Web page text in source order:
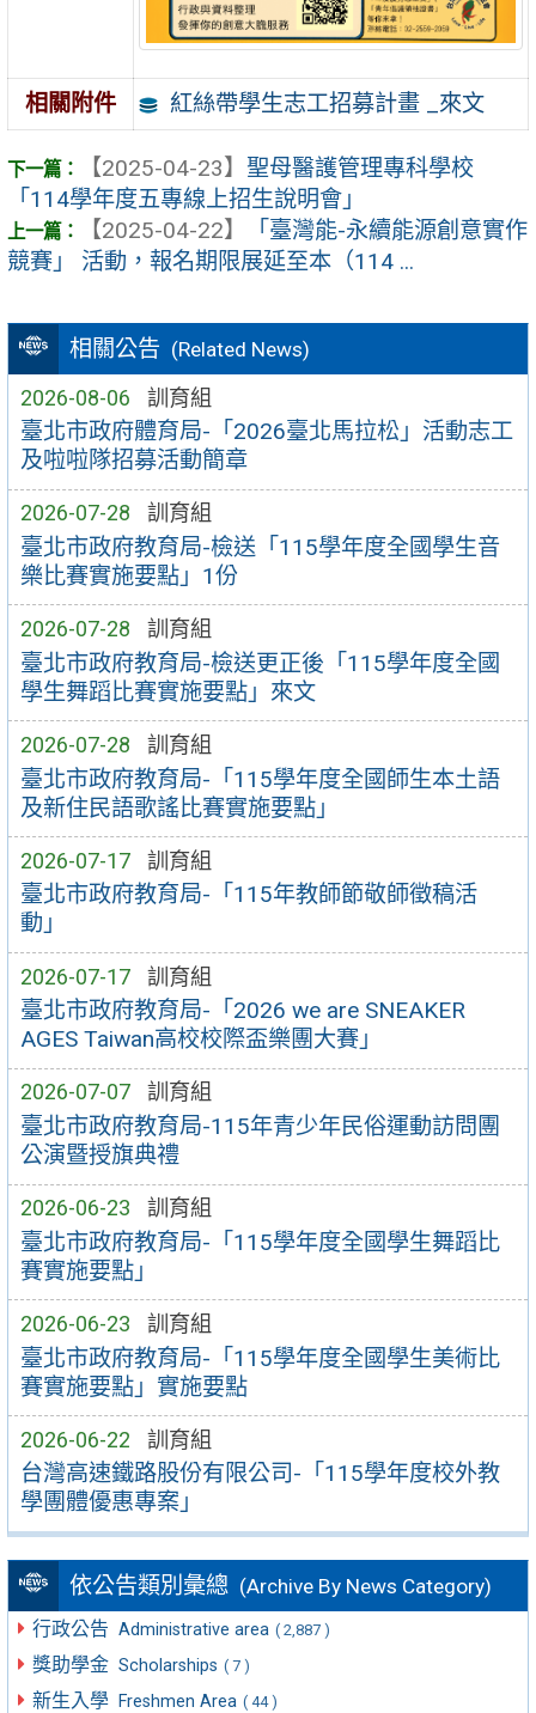
相關公告 (Related News)
2026-08-06 訓育組
臺北市政府體育局-「2026臺北馬拉松」活動志工
及啦啦隊招募活動簡章
2026-07-28 訓育組
臺北市政府教育局-檢送「115學年度全國學生音
樂比賽實施要點」1份
2026-07-28 訓育組
臺北市政府教育局-檢送更正後「115學年度全國
學生舞蹈比賽實施要點」來文
2026-07-28 訓育組
臺北市政府教育局-「115學年度全國師生本土語
及新住民語歌謠比賽實施要點」
2026-07-17 訓育組
臺北市政府教育局-「115年教師節敬師徵稿活
動」
2026-07-17 訓育組
臺北市政府教育局-「2026 we are SNEAKER
AGES Taiwan高校校際盃樂團大賽」
2026-07-07 訓育組
臺北市政府教育局-115年青少年民俗運動訪問團
公演暨授旗典禮
2026-06-23 訓育組
臺北市政府教育局-「115學年度全國學生舞蹈比
賽實施要點」
2026-06-23 訓育組
臺北市政府教育局-「115學年度全國學生美術比
賽實施要點」實施要點
2026-06-22 訓育組
台灣高速鐵路股份有限公司-「115學年度校外教
學團體優惠專案」
依公告類別彙總 (Archive By News Category)
行政公告 Administrative area ( 2,887 )
獎助學金 Scholarships ( 7 )
新生入學 Freshmen Area ( 44 )
相關附件 紅絲帶學生志工招募計畫 _來文
【2025-04-23】 聖母醫護管理專科學校
「114學年度五專線上招生說明會」
【2025-04-22】
「臺灣能-永續能源創意實作
競賽」 活動，報名期限展延至本（114 ...